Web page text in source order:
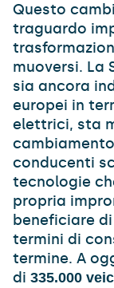
Questo
traguardo
muoversi. La
sia ancora
europei in
elettrici, sta
conducenti
tecnologie
propria
beneficiare
termini di
termine. A
di 335.000